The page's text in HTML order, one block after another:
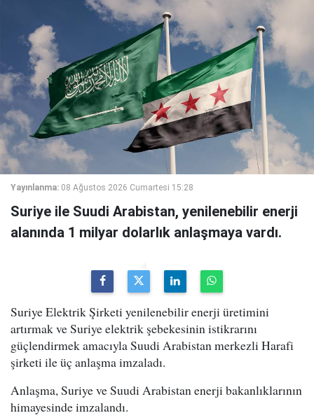
Yayınlanma: 08 Ağustos 2026 Cumartesi 15:28
Suriye ile Suudi Arabistan, yenilenebilir enerji
alanında 1 milyar dolarlık anlaşmaya vardı.
Suriye Elektrik Şirketi yenilenebilir enerji üretimini
artırmak ve Suriye elektrik şebekesinin istikrarını
güçlendirmek amacıyla Suudi Arabistan merkezli Harafi
şirketi ile üç anlaşma imzaladı.
Anlaşma, Suriye ve Suudi Arabistan enerji bakanlıklarının
himayesinde imzalandı.